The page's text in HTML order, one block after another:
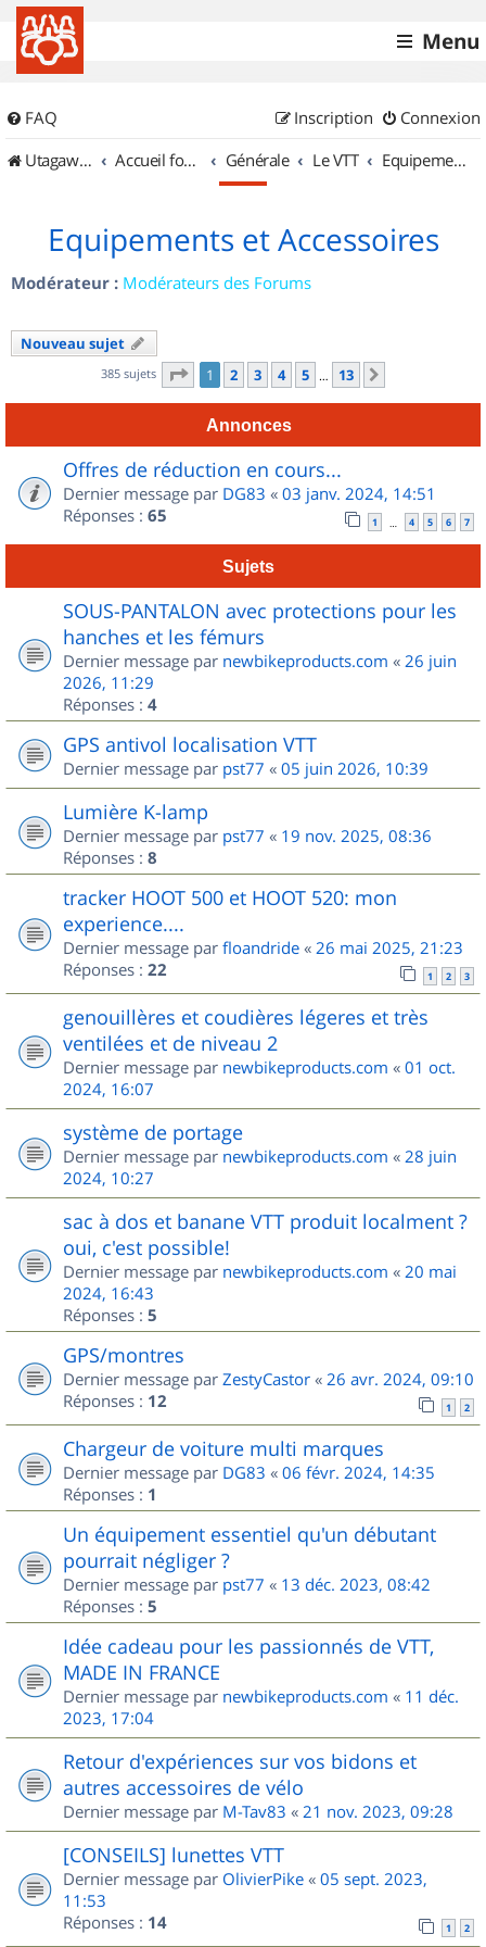
Menu
FAQ Connexion
Inscription
UtagawaVTT (Randos VTT et VTTAE avec traces GPS)
Accueil forum Générale Le VTT Equipements et Accessoires
Equipements et Accessoires
Modérateur : Modérateurs des Forums
Nouveau sujet
385 sujets Page 1sur
1 2 3 4 5 … 13
Annonces
Offres de réduction en cours...
Dernier message par DG83 « 03 janv. 2024, 14:51
Réponses : 65 1 … 4 5 6 7
Sujets
SOUS-PANTALON avec protections pour les
hanches et les fémurs
Dernier message par newbikeproducts.com « 26 juin
2026, 11:29
Réponses : 4
GPS antivol localisation VTT
Dernier message par pst77 « 05 juin 2026, 10:39
Lumière K-lamp
Dernier message par pst77 « 19 nov. 2025, 08:36
Réponses : 8
tracker HOOT 500 et HOOT 520: mon
experience....
Dernier message par floandride « 26 mai 2025, 21:23
Réponses : 22 1 2 3
genouillères et coudières légeres et très
ventilées et de niveau 2
Dernier message par newbikeproducts.com « 01 oct.
2024, 16:07
système de portage
Dernier message par newbikeproducts.com « 28 juin
2024, 10:27
sac à dos et banane VTT produit localment ?
oui, c'est possible!
Dernier message par newbikeproducts.com « 20 mai
2024, 16:43
Réponses : 5
GPS/montres
Dernier message par ZestyCastor « 26 avr. 2024, 09:10
Réponses : 12 1 2
Chargeur de voiture multi marques
Dernier message par DG83 « 06 févr. 2024, 14:35
Réponses : 1
Un équipement essentiel qu'un débutant
pourrait négliger ?
Dernier message par pst77 « 13 déc. 2023, 08:42
Réponses : 5
Idée cadeau pour les passionnés de VTT,
MADE IN FRANCE
Dernier message par newbikeproducts.com « 11 déc.
2023, 17:04
Retour d'expériences sur vos bidons et
autres accessoires de vélo
Dernier message par M-Tav83 « 21 nov. 2023, 09:28
[CONSEILS] lunettes VTT
Dernier message par OlivierPike « 05 sept. 2023,
11:53
Réponses : 14 1 2